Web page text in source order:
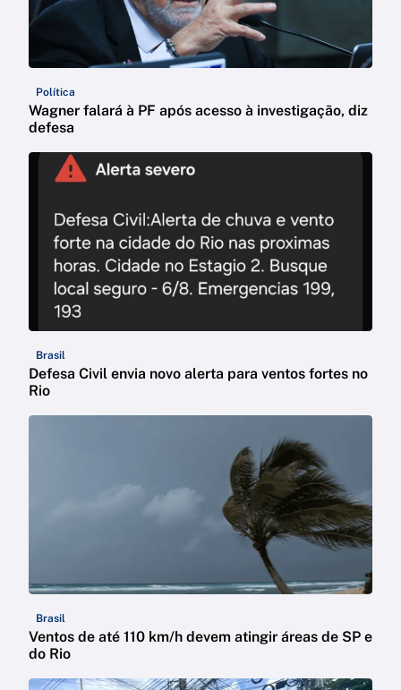
Política
Wagner falará à PF após acesso à investigação, diz
defesa
Brasil
Defesa Civil envia novo alerta para ventos fortes no
Rio
Brasil
Ventos de até 110 km/h devem atingir áreas de SP e
do Rio